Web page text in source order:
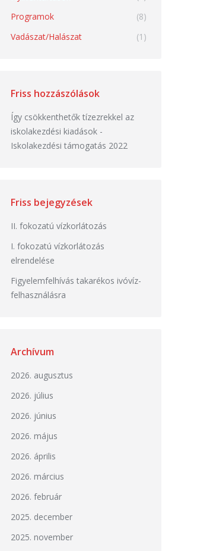
Programok
(8)
Vadászat/Halászat
(1)
Friss hozzászólások
Így csökkenthetők tízezrekkel az
iskolakezdési kiadások-
Iskolakezdési támogatás 2022
Friss bejegyzések
II. fokozatú vízkorlátozás
I. fokozatú vízkorlátozás
elrendelése
Figyelemfelhívás takarékos ivóvíz-
felhasználásra
Archívum
2026. augusztus
2026. július
2026. június
2026. május
2026. április
2026. március
2026. február
2025. december
2025. november